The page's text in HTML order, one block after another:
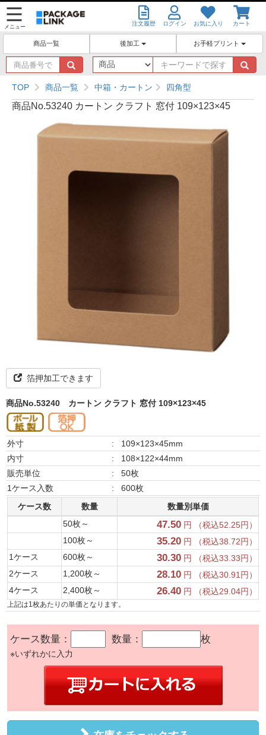
メニュー 注文履歴 ログイン お気に入り カート
商品一覧 後加工 お手軽プリント
商
品
番
号
で
す
キ
ー
ー
ド
探
す
TOP 商品一覧 中箱・カートン 四角型
商品No.53240 カートン クラフト 窓付 109×123×45
箔押加工できます
商品No.53240 カートン クラフト 窓付 109×123×45
外寸 :
109×123×45mm
内寸
:
108×122×44mm
販売単位
:
50枚
1ケース入数
:
600枚
ケース数
数量
数量別単価
50枚～
47.50 円 （税込52.25円）
100枚～
35.20 円 （税込38.72円）
1ケース
600枚～ 30.30 円 （税込33.33円）
2ケース
1,200枚～ 28.10 円 （税込30.91円）
4ケース
2,400枚～ 26.40 円 （税込29.04円）
上記は1枚あたりの単価となります。
ケース数量： 数量： 枚
※いずれかに入力